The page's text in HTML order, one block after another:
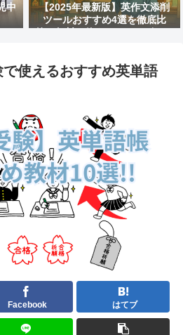
中
【2025年最新版】英作文添削
ツールおすすめ4選を徹底比
較！無料で使えるAIサービスは
で使えるおすすめ英単語
Facebook はてブ